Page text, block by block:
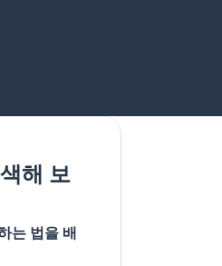
해 보
는 법을 배